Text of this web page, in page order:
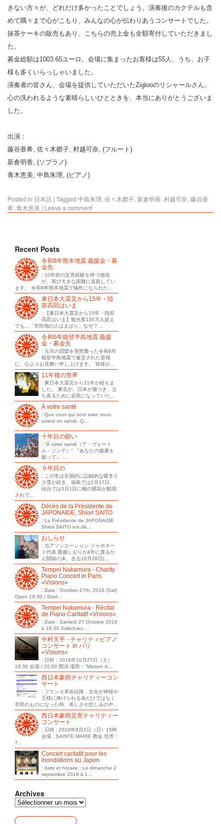
きない方々が、どれだけ多かったことでしょう。演奏後のカクテルも含
めて隅々まで心がこもり、みんなの心が伝わりあうコンサートでした。
抹茶ケーキの販売もあり、こちらの売上金も全額寄付していただきまし
た。
募金総額は1003.65ユーロ。会場に集まったお客様は55人、うち、お子
様も多くいらっしゃいました。
演奏者の皆さん、会場を提供していただいたZiglooのリシャールさん、
心の洗われるような素晴らしいひとときを、本当にありがとうございま
した。
出演：
藤谷亜希, 佐々木郷子, 村越可奈, (フルート)
新倉明香, (ソプラノ)
青木恵美, 中島朱理, (ピアノ)
Posted in 日本語 | Tagged 中島朱理, 佐々木郷子, 新倉明香, 村越可奈, 藤谷亜
希, 青木恵美 | Leave a comment
Recent Posts
令和8年熊本地震 義援金・募
金先
: 10年前の災害経験を持つ地域
が、再び大きな困難に直面してい
ます。 令和8年熊本地震で犠牲になられた...
東日本大震災から15年・陸
前高田はいま
: 【東日本大震災から15年・陸前
高田はいま】観光客130万人超え
でも...「市街地の人はまばら」なぜ？...
令和6年能登半島地震 義援
金・募金先
: 元旦の団欒を突然襲った令和6年
能登半島地震で被災された皆様
に、心よりお見舞い申し上げます。 皆様が...
11年後の世界
: 東日本大震災から11年が経ちま
した。 東北が、日本が傷つき、立
ち直るために必死になっていた...
À votre santé
: Que ceux qui sont avec vous
soient en santé. Q...
十年目の願い
: "À votre santé（ア・ヴォート
ル・ソンテ）" 『あなたの健康を
願って』 ...
９年目の
: この冬は全国的に記録的な暖冬と
少雪が続き、福島では2月17日、
仙台では3月1日に梅の開花が観測
されて...
Décès de la Présidente de
JAPONAIDE, Shiori SAITO
: La Présidente de JAPONAIDE
Shiori SAITO est dé...
おしらせ
: 当アソシエーション ジャポネー
ド代表 齋藤しおりが4年に渡るが
ん闘病の末、去る10月28日(...
Tempei Nakamura - Charity
Piano Concert in Paris
«Visions»
: Date : October 27th, 2018 (Sat)
Open 19:30 / Start...
Tempei Nakamura - Récital
de Piano Caritatif «Visions»
: Date : Samedi 27 Octobre 2018
à 19:30 Salle/Lieu ...
中村天平 - チャリティピアノ
コンサート in パリ
«Visions»
: 日時：2018年10月27日（土）
19:30 会場 / 20:00 開演 場所："Maison d...
西日本豪雨チャリティーコン
サート
: フランス革命以降、文化が神様や
王様に捧げられる為だけではなく
市民のものになった時、美しさや悲しみの中...
西日本豪雨災害チャリティー
コンサート
: 日時 : 2018年9月2日（日）15時
会場 : SAINTE MARIE 教会 住所 :
7...
Concert caritatif pour les
inondations au Japon
: date et horaire : Le dimanche 2
septembre 2018 à 1...
Archives